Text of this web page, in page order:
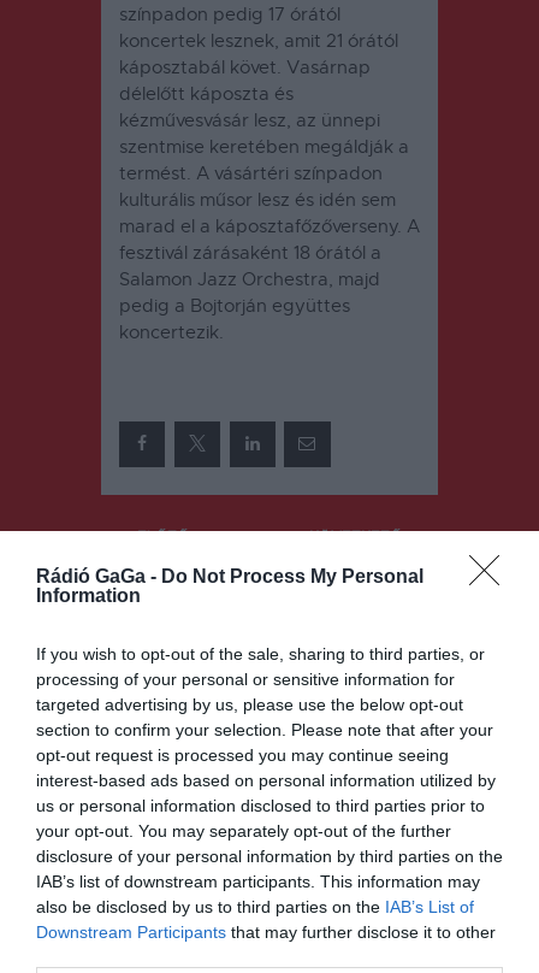
Rádió GaGa - Do Not Process My Personal
Information
If you wish to opt-out of the sale, sharing to third parties, or
processing of your personal or sensitive information for
targeted advertising by us, please use the below opt-out
section to confirm your selection. Please note that after your
opt-out request is processed you may continue seeing
interest-based ads based on personal information utilized by
us or personal information disclosed to third parties prior to
your opt-out. You may separately opt-out of the further
disclosure of your personal information by third parties on the
IAB’s list of downstream participants. This information may
also be disclosed by us to third parties on the IAB’s List of
Downstream Participants that may further disclose it to other
színpadon pedig 17 órától
koncertek lesznek, amit 21 órától
káposztabál követ. Vasárnap
délelőtt káposzta és
kézművesvásár lesz, az ünnepi
szentmise keretében megáldják a
termést. A vásártéri színpadon
kulturális műsor lesz és idén sem
marad el a káposztafőzőverseny. A
fesztivál zárásaként 18 órától a
Salamon Jazz Orchestra, majd
pedig a Bojtorján együttes
koncertezik.
navigáció
ELŐZŐ
Kétmillió
felújítása
KÖVETKEZŐ
Az év utolsó
Ez is érdekelheti
Ismét lehet pályázni